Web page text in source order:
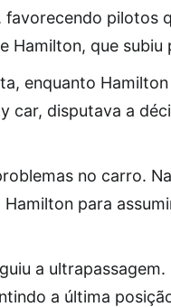
pilotos
Hamilton, que subiu
enquanto
disputava a
no carro.
para
a
a última